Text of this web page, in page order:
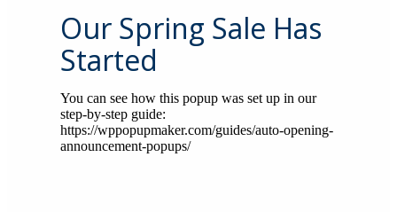
Our Spring Sale Has
Started
You can see how this popup was set up in our
step-by-step guide:
https://wppopupmaker.com/guides/auto-opening-
announcement-popups/